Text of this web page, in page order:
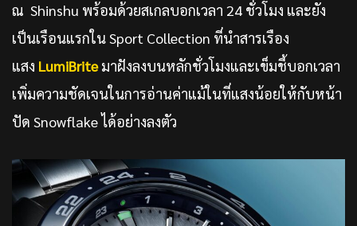
ณ Shinshu พร้อมด้วยสเกลบอกเวลา 24 ชั่วโมง และยัง
เป็นเรือนแรกใน Sport Collection ที่นำสารเรือง
แสง LumiBriteมาฝังลงบนหลักชั่วโมงและเข็มชี้บอกเวลา
เพิ่มความชัดเจนในการอ่านค่าแม้ในที่แสงน้อยให้กับหน้า
ปัด Snowflake ได้อย่างลงตัว